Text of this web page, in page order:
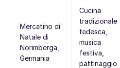
Mercatino di
Natale di
Norimberga,
Germania
Cucina
tradizionale
tedesca,
musica
festiva,
pattinaggio